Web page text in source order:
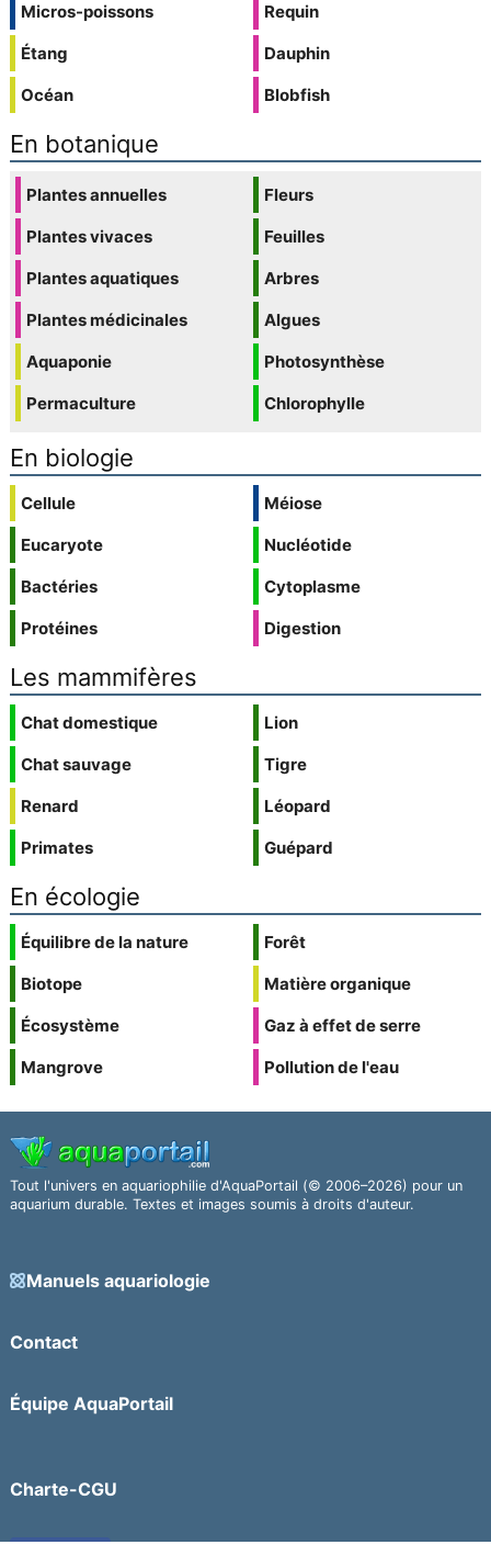
Micros-poissons
Étang
Océan
Requin
Dauphin
Blobfish
En botanique
Plantes annuelles
Plantes vivaces
Plantes aquatiques
Plantes médicinales
Aquaponie
Permaculture
Fleurs
Feuilles
Arbres
Algues
Photosynthèse
Chlorophylle
En biologie
Cellule
Eucaryote
Bactéries
Protéines
Méiose
Nucléotide
Cytoplasme
Digestion
Les mammifères
Chat domestique
Chat sauvage
Renard
Primates
Lion
Tigre
Léopard
Guépard
En écologie
Équilibre de la nature
Biotope
Écosystème
Mangrove
Forêt
Matière organique
Gaz à effet de serre
Pollution de l'eau
Tout l'univers en aquariophilie d'AquaPortail (© 2006–2026) pour un
aquarium durable. Textes et images soumis à droits d'auteur.
Manuels aquariologie
Contact
Équipe AquaPortail
Charte-CGU